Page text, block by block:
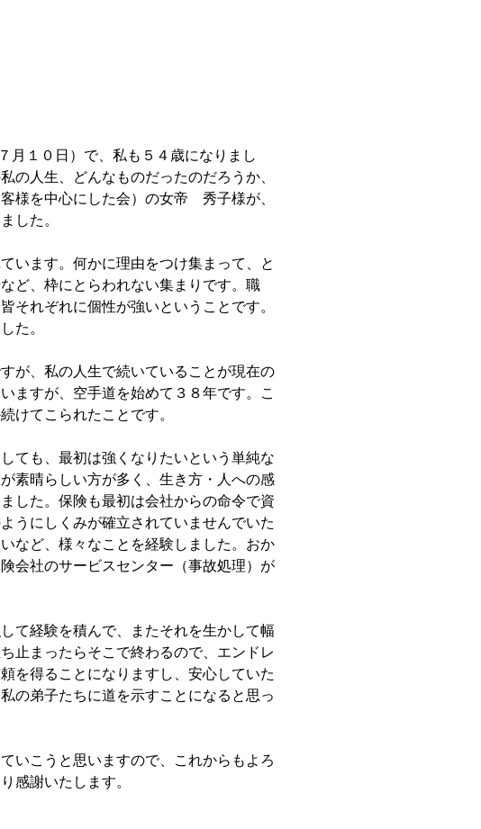
月１０日）で、私も５４歳になりまし
の人生、どんなものだったのだろうか、
様を中心にした会）の女帝 秀子様が、
した。
います。何かに理由をつけ集まって、と
ど、枠にとらわれない集まりです。職
それぞれに個性が強いということです。
た。
が、私の人生で続いていることが現在の
ますが、空手道を始めて３８年です。こ
けてこられたことです。
ても、最初は強くなりたいという単純な
素晴らしい方が多く、生き方・人への感
した。保険も最初は会社からの命令で資
うにしくみが確立されていませんでいた
など、様々なことを経験しました。おか
会社のサービスセンター（事故処理）が
て経験を積んで、またそれを生かして幅
止まったらそこで終わるので、エンドレ
を得ることになりますし、安心していた
の弟子たちに道を示すことになると思っ
いこうと思いますので、これからもよろ
感謝いたします。